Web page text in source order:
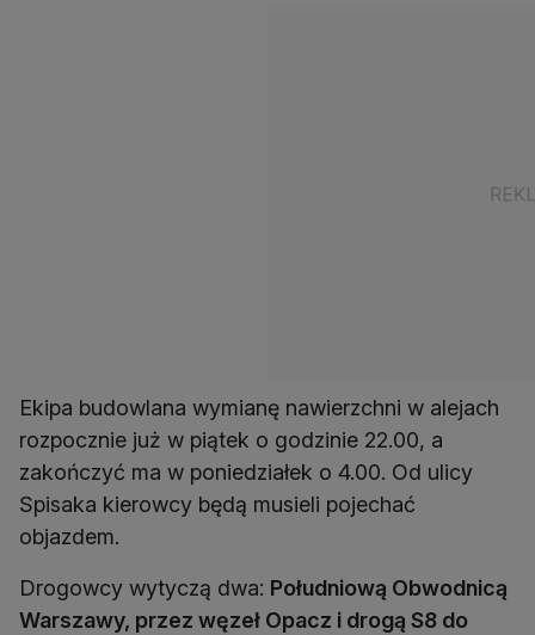
Ekipa budowlana wymianę nawierzchni w alejach
rozpocznie już w piątek o godzinie 22.00, a
zakończyć ma w poniedziałek o 4.00. Od ulicy
Spisaka kierowcy będą musieli pojechać
objazdem.
Drogowcy wytyczą dwa: Południową Obwodnicą
Warszawy, przez węzeł Opacz i drogą S8 do